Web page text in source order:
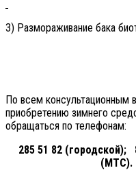
3) Размораживание бака
По всем консультационным
приобретению зимнего
обращаться по телефонам:
285 51 82 (городской);
(МТС).